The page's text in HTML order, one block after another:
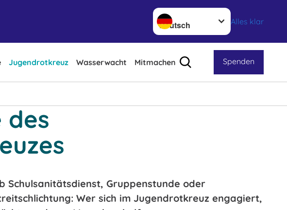
Sprache wechseln zu
Alles klar
Jugendrotkreuz Wasserwacht Mitmachen Spenden
des
Schulsanitätsdienst, Gruppenstunde oder
Wer sich im Jugendrotkreuz engagiert,